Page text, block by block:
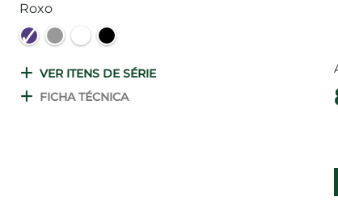
Roxo
VER ITENS DE SÉRIE
FICHA TÉCNICA